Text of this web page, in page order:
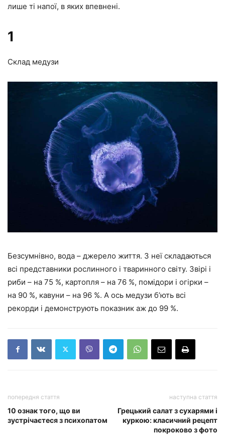
лише ті напої, в яких впевнені.
1
Склад медузи
Безсумнівно, вода – джерело життя. З неї складаються
всі представники рослинного і тваринного світу. Звірі і
риби – на 75 %, картопля – на 76 %, помідори і огірки –
на 90 %, кавуни – на 96 %. А ось медузи б’ють всі
рекорди і демонструють показник аж до 99 %.
попередня стаття
10 ознак того, що ви
зустрічаєтеся з психопатом
наступна стаття
Грецький салат з сухарями і
куркою: класичний рецепт
покроково з фото